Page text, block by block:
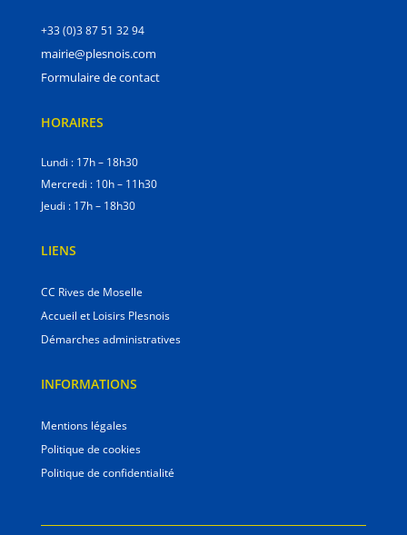
+33 (0)3 87 51 32 94
mairie@plesnois.com
Formulaire de contact
HORAIRES
Lundi : 17h – 18h30
Mercredi : 10h – 11h30
Jeudi : 17h – 18h30
LIENS
CC Rives de Moselle
Accueil et Loisirs Plesnois
Démarches administratives
INFORMATIONS
Mentions légales
Politique de cookies
Politique de confidentialité